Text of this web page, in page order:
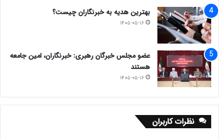
بهترین هدیه به خبرنگاران چیست؟
۱۴۰۵-۰۵-۱۶
عضو مجلس خبرگان رهبری: خبرنگاران، امین جامعه
هستند
۱۴۰۵-۰۵-۱۶
نظرات کاربران